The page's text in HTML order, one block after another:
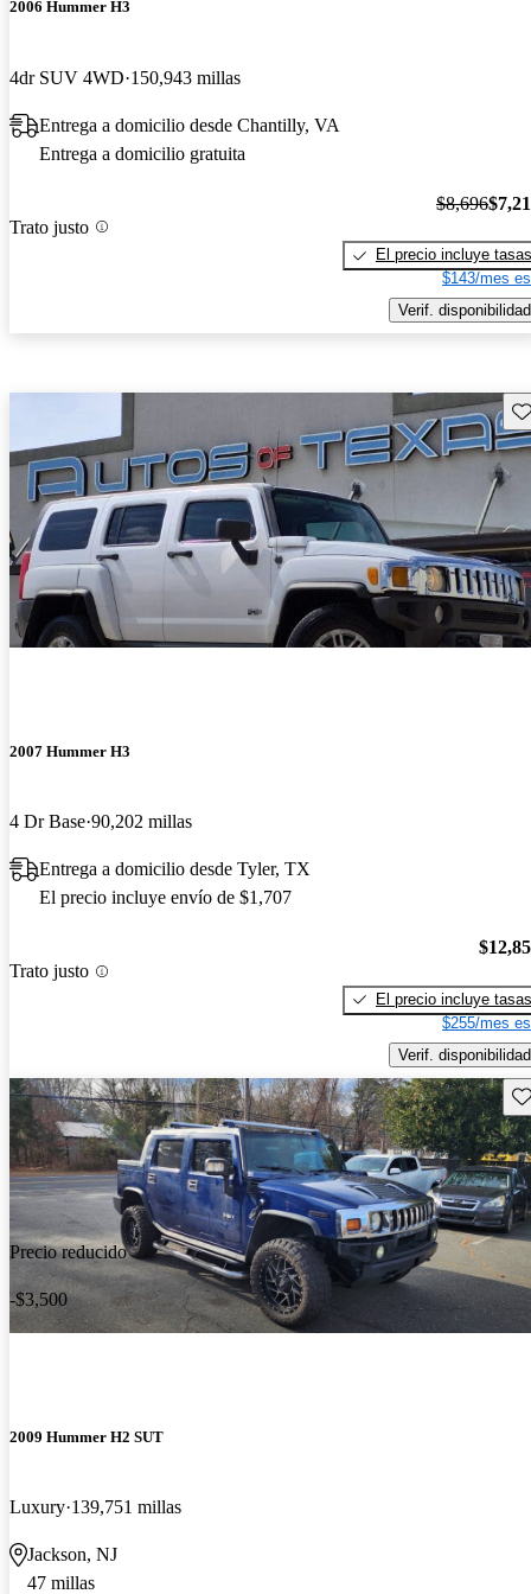
2006 Hummer H3
4dr SUV 4WD 150,943 millas
Entrega a domicilio desde Chantilly, VA
Entrega a domicilio gratuita
Trato justo
$8,696
El precio incluye tasas
$143/mes
Verif. disponibilidad
2007 Hummer H3
4 Dr Base 90,202 millas
Entrega a domicilio desde Tyler, TX
El precio incluye envío de $1,707
Trato justo
El precio incluye tasas
$255/mes
Verif. disponibilidad
Precio reducido
-$3,500
2009 Hummer H2 SUT
Luxury 139,751 millas
Jackson, NJ
47 millas